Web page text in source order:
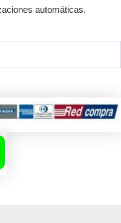
automáticas.